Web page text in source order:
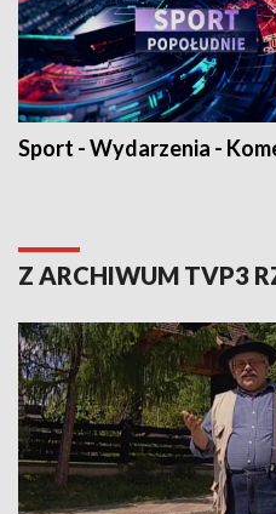
Sport - Wydarzenia -
Z ARCHIWUM TVP3